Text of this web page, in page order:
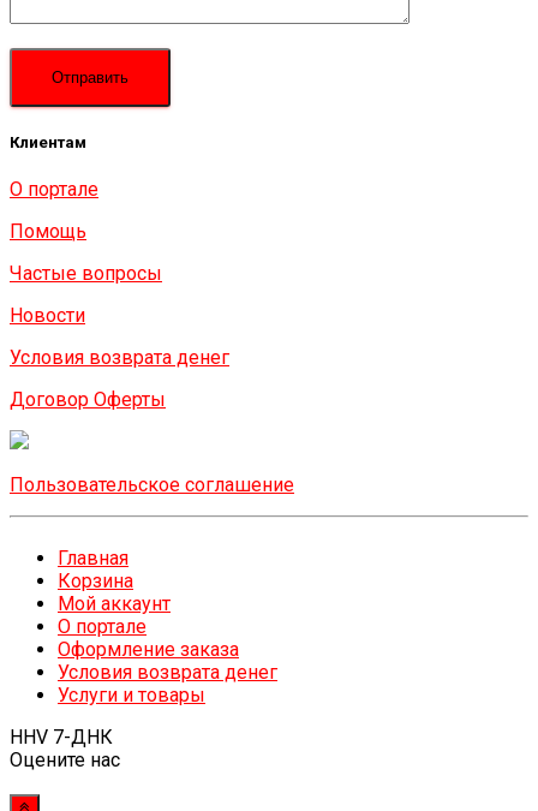
Клиентам
О портале
Помощь
Частые вопросы
Новости
Условия возврата денег
Договор Оферты
Пользовательское соглашение
Главная
Корзина
Мой аккаунт
О портале
Оформление заказа
Условия возврата денег
Услуги и товары
HHV 7-ДНК
Оцените нас